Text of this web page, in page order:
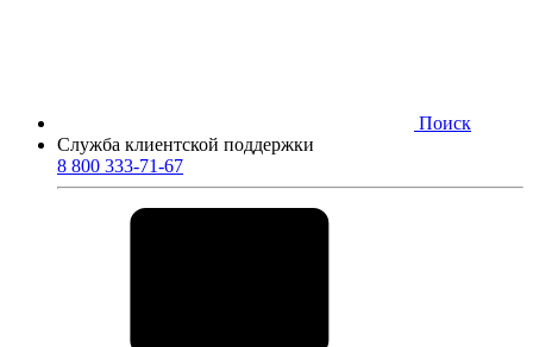
Поиск
Служба клиентской поддержки
8 800 333-71-67